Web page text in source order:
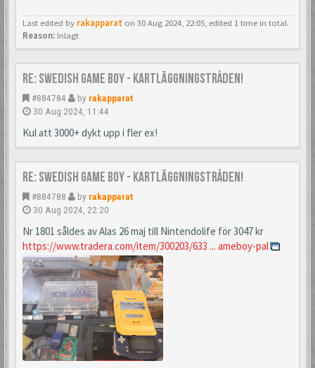
Last edited by rakapparat on 30 Aug 2024, 22:05, edited 1 time in total.
Reason: Inlagt
Re: Swedish Game Boy - Kartläggningstråden!
#884784 by rakapparat
30 Aug 2024, 11:44
Kul att 3000+ dykt upp i fler ex!
Re: Swedish Game Boy - Kartläggningstråden!
#884788 by rakapparat
30 Aug 2024, 22:20
Nr 1801 såldes av Alas 26 maj till Nintendolife för 3047 kr
https://www.tradera.com/item/300203/633 ... ameboy-pal